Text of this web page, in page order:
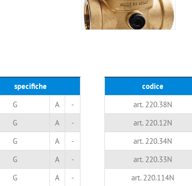
specifiche
G A
-
G A
-
G A
-
G A
-
G A
-
codice
art. 220.38N
art. 220.12N
art. 220.34N
art. 220.33N
art. 220.114N